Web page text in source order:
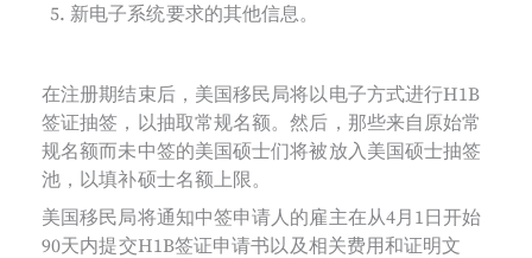
新电子系统要求的其他信息。
在注册期结束后，美国移民局将以电子方式进行H1B
签证抽签，以抽取常规名额。然后，那些来自原始常
规名额而未中签的美国硕士们将被放入美国硕士抽签
池，以填补硕士名额上限。
美国移民局将通知中签申请人的雇主在从4月1日开始
90天内提交H1B签证申请书以及相关费用和证明文